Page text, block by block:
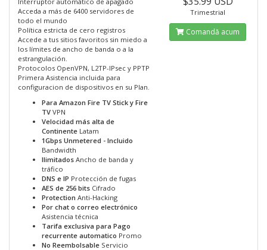
Acceda a más de 6400 servidores de
todo el mundo
Política estricta de cero registros
Accede a tus sitios favoritos sin miedo a
los límites de ancho de banda o a la
estrangulación.
Protocolos OpenVPN, L2TP-IPsec y PPTP
Primera Asistencia incluida para
configuracion de dispositivos en su Plan.
Para Amazon Fire TV Stick y Fire
TV VPN
Velocidad más alta de
Continente Latam
1Gbps Unmetered - Incluido
Bandwidth
Ilimitados Ancho de banda y
tráfico
DNS e IP Protección de fugas
AES de 256 bits Cifrado
Protection Anti-Hacking
Por chat o correo electrónico
Asistencia técnica
Tarifa exclusiva para Pago
recurrente automatico Promo
No Reembolsable Servicio
Trimestrial
Comandă acum